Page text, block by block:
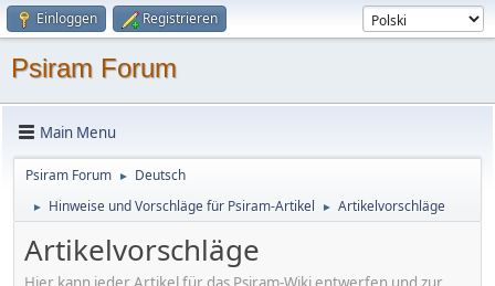
Einloggen Registrieren
Psiram Forum
Main Menu
Psiram Forum ► Deutsch
► Hinweise und Vorschläge für Psiram-Artikel ► Artikelvorschläge
Artikelvorschläge